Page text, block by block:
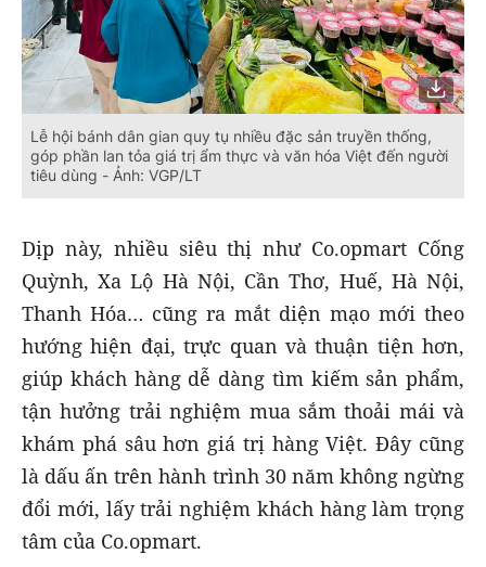
Lễ hội bánh dân gian quy tụ nhiều đặc sản truyền thống,
góp phần lan tỏa giá trị ẩm thực và văn hóa Việt đến người
tiêu dùng - Ảnh: VGP/LT
Dịp này, nhiều siêu thị như Co.opmart Cống
Quỳnh, Xa Lộ Hà Nội, Cần Thơ, Huế, Hà Nội,
Thanh Hóa… cũng ra mắt diện mạo mới theo
hướng hiện đại, trực quan và thuận tiện hơn,
giúp khách hàng dễ dàng tìm kiếm sản phẩm,
tận hưởng trải nghiệm mua sắm thoải mái và
khám phá sâu hơn giá trị hàng Việt. Đây cũng
là dấu ấn trên hành trình 30 năm không ngừng
đổi mới, lấy trải nghiệm khách hàng làm trọng
tâm của Co.opmart.